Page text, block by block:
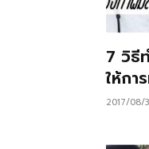
7 วิธี
ให้กา
2017/08/